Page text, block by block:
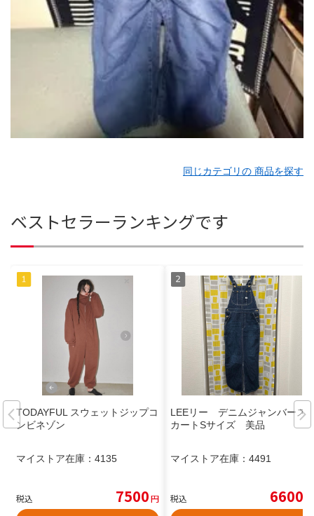
同じカテゴリの 商品を探す
ベストセラーランキングです
TODAYFUL スウェットジップコ
ンビネゾン
マイストア在庫： 4135
税込 7500円
LEEリー デニムジャンバース
カートSサイズ 美品
マイストア在庫： 4491
税込 6600